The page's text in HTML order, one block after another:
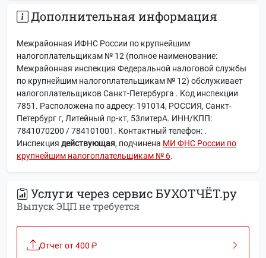
Дополнительная информация
Межрайонная ИФНС России по крупнейшим
налогоплательщикам № 12 (полное наименование:
Межрайонная инспекция Федеральной налоговой службы
по крупнейшим налогоплательщикам № 12) обслуживает
налогоплательщиков Санкт-Петербурга . Код инспекции
7851. Расположена по адресу: 191014, РОССИЯ, Санкт-
Петербург г, Литейный пр-кт, 53литерА. ИНН/КПП:
7841070200 / 784101001. Контактный телефон: .
Инспекция действующая, подчинена МИ ФНС России по
крупнейшим налогоплательщикам № 6.
Услуги через сервис БУХОТЧЁТ.ру
Выпуск ЭЦП не требуется
Отчет от 400 ₽